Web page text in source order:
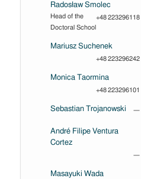
Radosław Smolec
+48 223296118
Head of the
Doctoral School
Mariusz Suchenek
+48 223296242
Monica Taormina
+48 223296101
Sebastian Trojanowski —
André Filipe Ventura
Cortez
—
Masayuki Wada